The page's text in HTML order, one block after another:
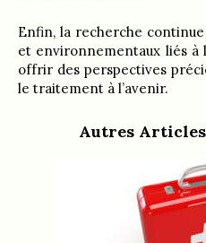
Enfin, la recherche
et environnementaux liés à
offrir des perspectives
le traitement à l’avenir.
Autres